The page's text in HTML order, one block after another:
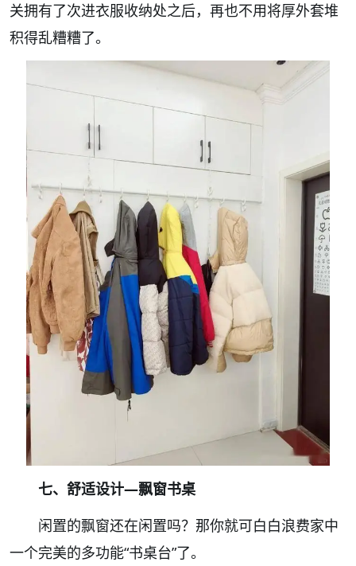
关拥有了次进衣服收纳处之后，再也不用将厚外套堆
积得乱糟糟了。
七、舒适设计—飘窗书桌
闲置的飘窗还在闲置吗？那你就可白白浪费家中
一个完美的多功能“书桌台”了。